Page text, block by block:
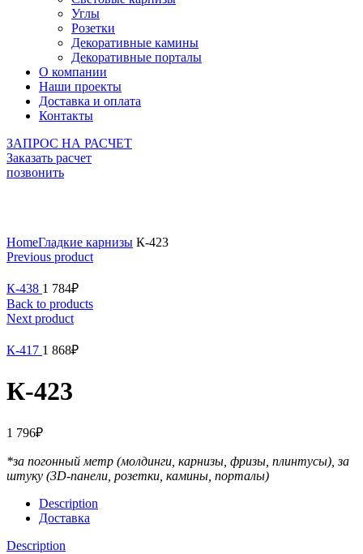
Углы
Розетки
Декоративные камины
Декоративные порталы
О компании
Наши проекты
Доставка и оплата
Контакты
ЗАПРОС НА РАСЧЕТ
Заказать расчет
позвонить
HomeГладкие карнизы К-423
Previous product
К-438 1 784₽
Back to products
Next product
К-417 1 868₽
К-423
1 796₽
*за погонный метр (молдинги, карнизы, фризы, плинтусы), за
штуку (3D-панели, розетки, камины, порталы)
Description
Доставка
Description